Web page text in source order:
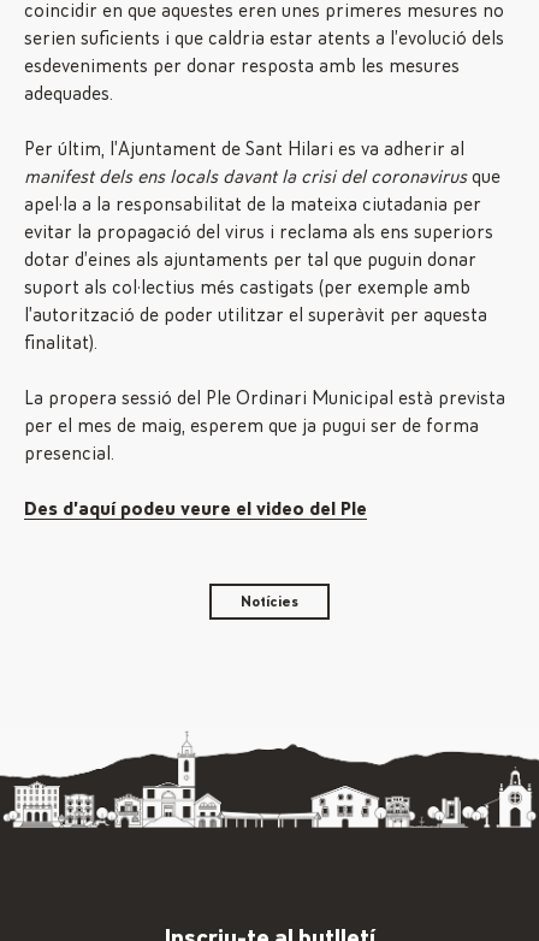
coincidir en que aquestes eren unes primeres mesures no
serien suficients i que caldria estar atents a l’evolució dels
esdeveniments per donar resposta amb les mesures
adequades.
Per últim, l’Ajuntament de Sant Hilari es va adherir al
manifest dels ens locals davant la crisi del coronavirusque
apel·la a la responsabilitat de la mateixa ciutadania per
evitar la propagació del virus i reclama als ens superiors
dotar d’eines als ajuntaments per tal que puguin donar
suport als col·lectius més castigats (per exemple amb
l’autorització de poder utilitzar el superàvit per aquesta
finalitat).
La propera sessió del Ple Ordinari Municipal està prevista
per el mes de maig, esperem que ja pugui ser de forma
presencial.
Des d’aquí podeu veure el video del Ple
Notícies